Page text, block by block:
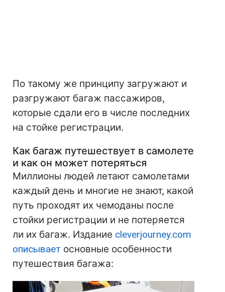
По такому же принципу загружают и
разгружают багаж пассажиров,
которые сдали его в числе последних
на стойке регистрации.
Как багаж путешествует в самолете
и как он может потеряться
Миллионы людей летают самолетами
каждый день и многие не знают, какой
путь проходят их чемоданы после
стойки регистрации и не потеряется
ли их багаж. Издание cleverjourney.com
описывает основные особенности
путешествия багажа: